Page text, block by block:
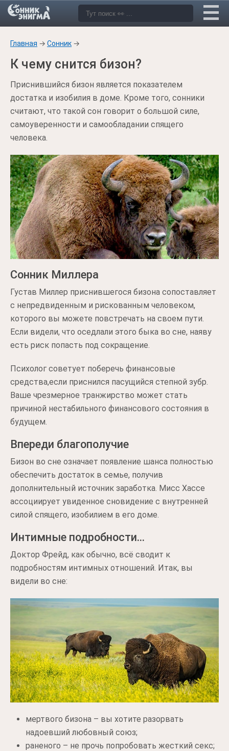
Главная → Сонник →
К чему снится бизон?
Приснившийся бизон является показателем
достатка и изобилия в доме. Кроме того, сонники
считают, что такой сон говорит о большой силе,
самоуверенности и самообладании спящего
человека.
Сонник Миллера
Густав Миллер приснившегося бизона сопоставляет
с непредвиденным и рискованным человеком,
которого вы можете повстречать на своем пути.
Если видели, что оседлали этого быка во сне, наяву
есть риск попасть под сокращение.
Психолог советует поберечь финансовые
средства,если приснился пасущийся степной зубр.
Ваше чрезмерное транжирство может стать
причиной нестабильного финансового состояния в
будущем.
Впереди благополучие
Бизон во сне означает появление шанса полностью
обеспечить достаток в семье, получив
дополнительный источник заработка. Мисс Хассе
ассоциирует увиденное сновидение с внутренней
силой спящего, изобилием в его доме.
Интимные подробности…
Доктор Фрейд, как обычно, всё сводит к
подробностям интимных отношений. Итак, вы
видели во сне:
мертвого бизона – вы хотите разорвать
надоевший любовный союз;
раненого – не прочь попробовать жесткий секс;